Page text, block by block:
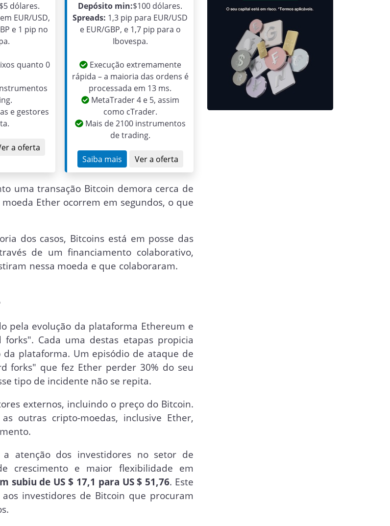
$5 dólares.
EUR/USD,
e 1 pip no
quanto 0
e gestores
a oferta
Depósito min:$100 dólares.
Spreads: 1,3 pip para EUR/USD
e EUR/GBP, e 1,7 pip para o
Ibovespa.
Execução extremamente
rápida – a maioria das ordens é
processada em 13 ms.
MetaTrader 4 e 5, assim
como cTrader.
Mais de 2100 instrumentos
de trading.
Saiba mais Ver a oferta
uma transação Bitcoin demora cerca de
Ether ocorrem em segundos, o que
dos casos, Bitcoins está em posse das
de um financiamento colaborativo,
nessa moeda e que colaboraram.
pela evolução da plataforma Ethereum e
Cada uma destas etapas propicia
plataforma. Um episódio de ataque de
forks" que fez Ether perder 30% do seu
tipo de incidente não se repita.
externos, incluindo o preço do Bitcoin.
outras cripto-moedas, inclusive Ether,
atenção dos investidores no setor de
crescimento e maior flexibilidade em
subiu de US $ 17,1 para US $ 51,76. Este
investidores de Bitcoin que procuram